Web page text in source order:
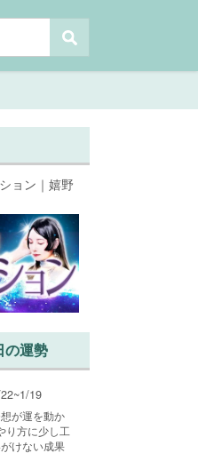
ョン｜嬉野
の運勢
19
が運を動か
り方に少し工
けない成果